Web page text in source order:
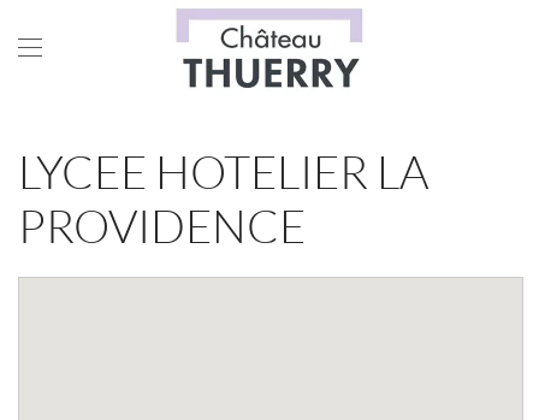
Skip to main content
LYCEE HOTELIER LA
PROVIDENCE